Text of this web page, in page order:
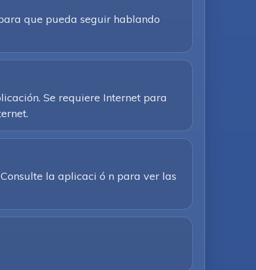
que pueda seguir hablando
Se requiere Internet para
la aplicaci ó n para ver las